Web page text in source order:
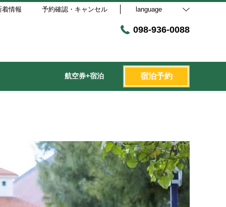
着情報 予約確認・キャンセル language
098-936-0088
航空券+宿泊 宿泊予約